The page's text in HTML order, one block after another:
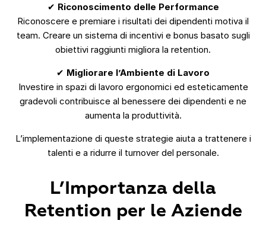
✔ Riconoscimento delle Performance
Riconoscere e premiare i risultati dei dipendenti motiva il
team. Creare un sistema di incentivi e bonus basato sugli
obiettivi raggiunti migliora la retention.
✔ Migliorare l’Ambiente di Lavoro
Investire in spazi di lavoro ergonomici ed esteticamente
gradevoli contribuisce al benessere dei dipendenti e ne
aumenta la produttività.
L’implementazione di queste strategie aiuta a trattenere i
talenti e a ridurre il turnover del personale.
L’Importanza della
Retention per le Aziende